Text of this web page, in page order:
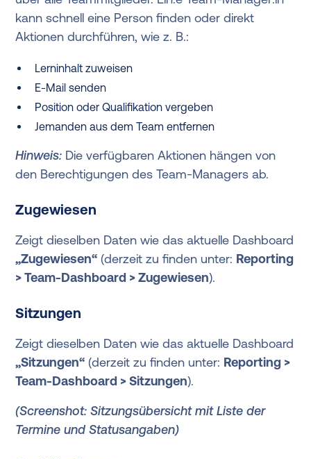
kann schnell eine Person finden oder direkt
Aktionen durchführen, wie z. B.:
Lerninhalt zuweisen
E-Mail senden
Position oder Qualifikation vergeben
Jemanden aus dem Team entfernen
Hinweis: Die verfügbaren Aktionen hängen von
den Berechtigungen des Team-Managers ab.
Zugewiesen
Zeigt dieselben Daten wie das aktuelle Dashboard
„Zugewiesen“ (derzeit zu finden unter: Reporting
> Team-Dashboard > Zugewiesen).
Sitzungen
Zeigt dieselben Daten wie das aktuelle Dashboard
„Sitzungen“ (derzeit zu finden unter: Reporting >
Team-Dashboard > Sitzungen).
(Screenshot: Sitzungsübersicht mit Liste der
Termine und Statusangaben)